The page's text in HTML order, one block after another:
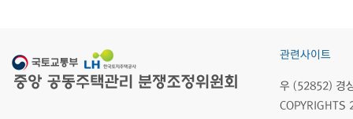
관련사이트
우 (52852) 경
COPYRIGHTS